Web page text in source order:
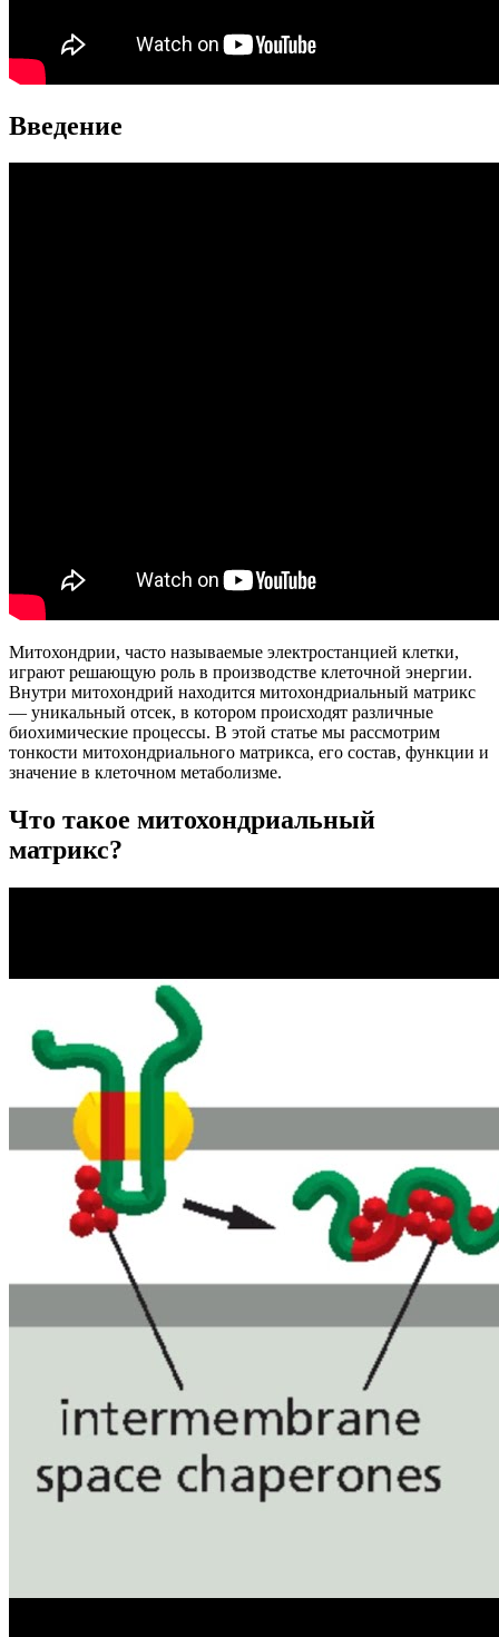
Введение
Митохондрии, часто называемые электростанцией клетки,
играют решающую роль в производстве клеточной энергии.
Внутри митохондрий находится митохондриальный матрикс
— уникальный отсек, в котором происходят различные
биохимические процессы. В этой статье мы рассмотрим
тонкости митохондриального матрикса, его состав, функции и
значение в клеточном метаболизме.
Что такое митохондриальный
матрикс?